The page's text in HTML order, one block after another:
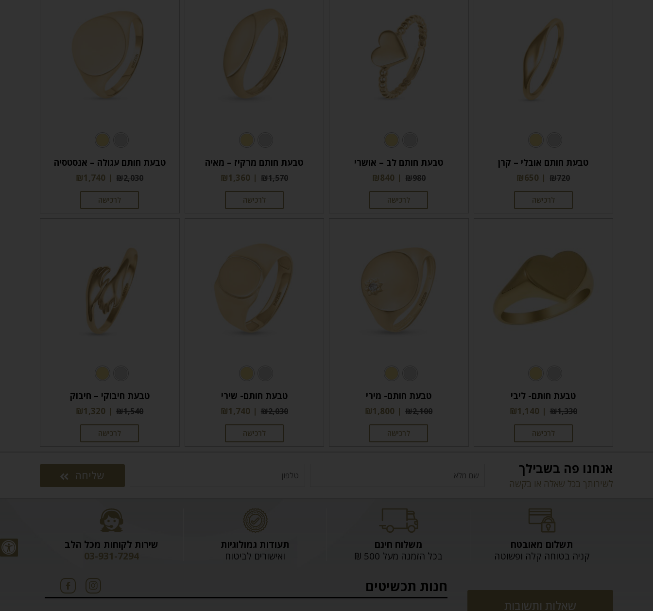
טבעת חותם אובלי – קרן
₪720
₪650
לרכישה
טבעת חותם לב – אושרי
₪980
₪840
לרכישה
טבעת חותם מרקיז – מאיה
₪1,570
₪1,360
לרכישה
טבעת חותם עגולה – אנסטסיה
₪2,030
₪1,740
לרכישה
טבעת חותם- ליבי
₪1,330
₪1,140
לרכישה
טבעת חותם- מירי
₪2,100
₪1,800
לרכישה
טבעת חותם- שירי
₪2,030
₪1,740
לרכישה
טבעת חיבוקי – חיבוק
₪1,540
₪1,320
לרכישה
אנחנו פה בשבילך
לשירותך בכל שאלה או בקשה
שליחה
תשלום מאובטח
קניה בטוחה קלה ופשוטה
משלוח חינם
בכל הזמנה מעל 500 ₪
תעודות גמולוגיות
ואישורים לביטוח
שירות לקוחות מכל הלב
03-931-7294
שאלות ותשובות
חנות תכשיטים